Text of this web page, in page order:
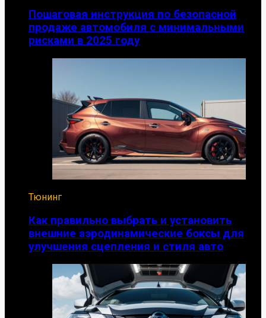
Пошаговая инструкция по безопасной
продаже автомобиля с минимальными
рисками в 2025 году
Тюнинг
Как правильно выбрать и установить
внешние аэродинамические боксы для
улучшения сцепления и стиля авто